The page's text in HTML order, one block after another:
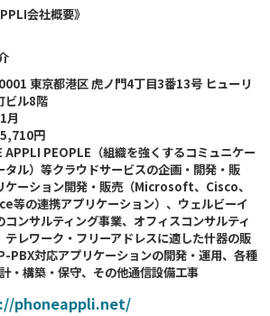
会社概要》
東京都港区 虎ノ門4丁目3番13号 ヒューリ
ビル8階
月
円
APPLI PEOPLE（組織を強くするコミュニケー
タル）等クラウドサービスの企画・開発・販
ケーション開発・販売（Microsoft、Cisco、
等の連携アプリケーション）、ウェルビーイ
コンサルティング事業、オフィスコンサルティ
テレワーク・フリーアドレスに適した什器の販
PBX対応アプリケーションの開発・運用、各種
・構築・保守、その他通信設備工事
phoneappli.net/